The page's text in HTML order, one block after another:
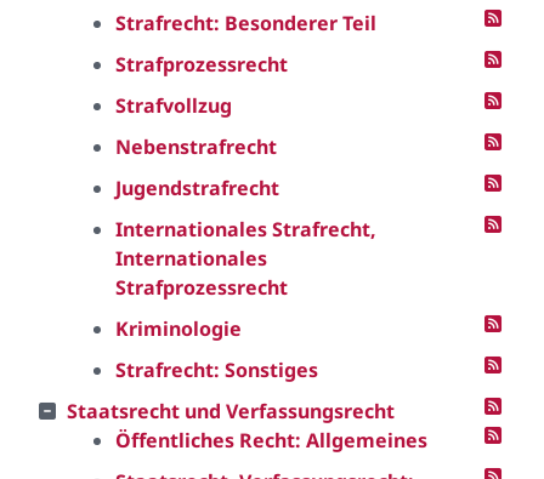
Strafrecht: Besonderer Teil
Strafprozessrecht
Strafvollzug
Nebenstrafrecht
Jugendstrafrecht
Internationales Strafrecht,
Internationales
Strafprozessrecht
Kriminologie
Strafrecht: Sonstiges
Staatsrecht und Verfassungsrecht
Öffentliches Recht: Allgemeines